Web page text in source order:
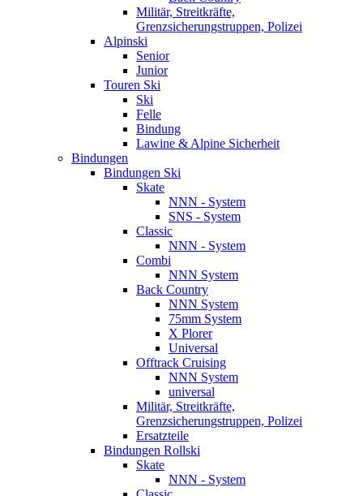
Militär, Streitkräfte,
Grenzsicherungstruppen, Polizei
Alpinski
Senior
Junior
Touren Ski
Ski
Felle
Bindung
Lawine & Alpine Sicherheit
Bindungen
Bindungen Ski
Skate
NNN - System
SNS - System
Classic
NNN - System
Combi
NNN System
Back Country
NNN System
75mm System
X Plorer
Universal
Offtrack Cruising
NNN System
universal
Militär, Streitkräfte,
Grenzsicherungstruppen, Polizei
Ersatzteile
Bindungen Rollski
Skate
NNN - System